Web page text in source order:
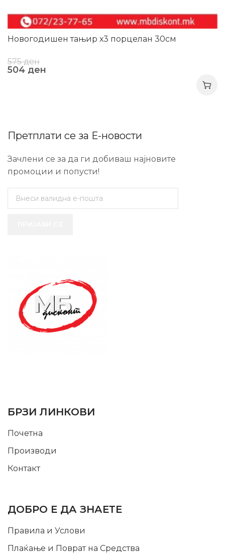
Новогодишен тањир х3 порцелан 30см
575ден
504 ден
Претплати се за Е-новости
Зачлени се за да ги добиваш најновите
промоции и попусти!
БРЗИ ЛИНКОВИ
Почетна
Производи
Контакт
ДОБРО Е ДА ЗНАЕТЕ
Правила и Услови
Плаќање и Поврат на Средства